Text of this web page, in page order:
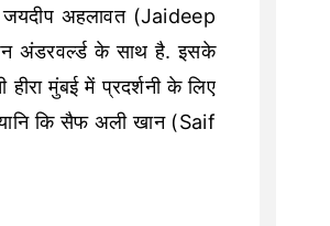
जयदीप अहलावत (Jaideep
अंडरवर्ल्ड के साथ है. इसके
मुंबई में प्रदर्शनी के लिए
कि सैफ अली खान (Saif